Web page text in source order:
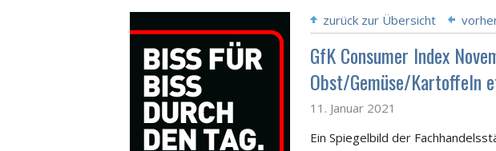
zurück zur Übersicht
GfK Consumer Index
Obst/Gemüse/Kartoffeln
11. Januar 2021
Ein Spiegelbild der